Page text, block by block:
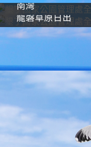
南灣
龍磐草原日出